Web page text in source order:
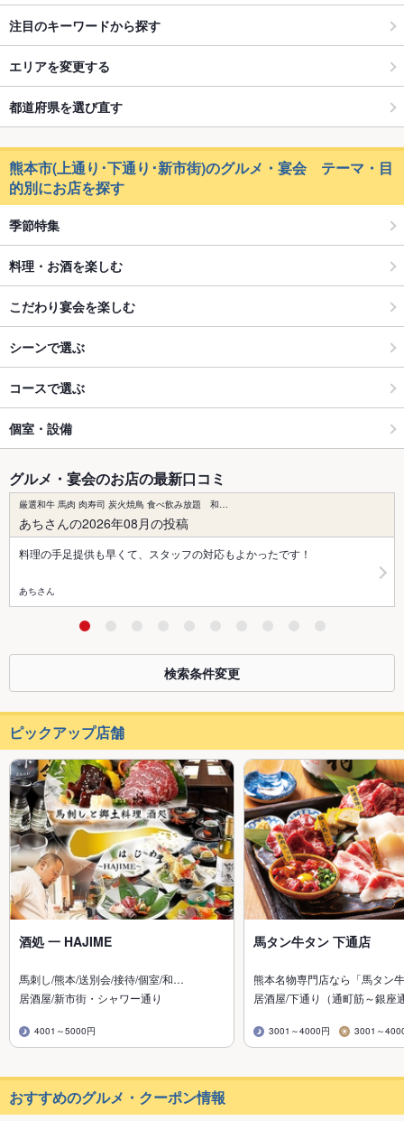
注目のキーワードから探す
エリアを変更する
都道府県を選び直す
熊本市(上通り･下通り･新市街)のグルメ・宴会 テーマ・目
的別にお店を探す
季節特集
料理・お酒を楽しむ
こだわり宴会を楽しむ
シーンで選ぶ
コースで選ぶ
個室・設備
グルメ・宴会のお店の最新口コミ
厳選和牛 馬肉 肉寿司 炭火焼鳥 食べ飲み放題 和…
あちさんの2026年08月の投稿
料理の手足提供も早くて、スタッフの対応もよかったです！
あちさん
検索条件変更
ピックアップ店舗
酒処 一 HAJIME
馬刺し/熊本/送別会/接待/個室/和…
居酒屋/新市街・シャワー通り
4001～5000円
馬タン牛タン 下通店
熊本名物専門店なら「馬タン
居酒屋/下通り（通町筋～銀座
3001～4000円 3001～
おすすめのグルメ・クーポン情報